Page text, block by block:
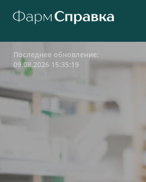
Последнее обновление:
09.08.2026 15:35:19